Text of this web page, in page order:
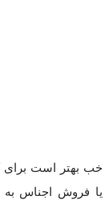
خب بهتر است برای
یا فروش اجناس به